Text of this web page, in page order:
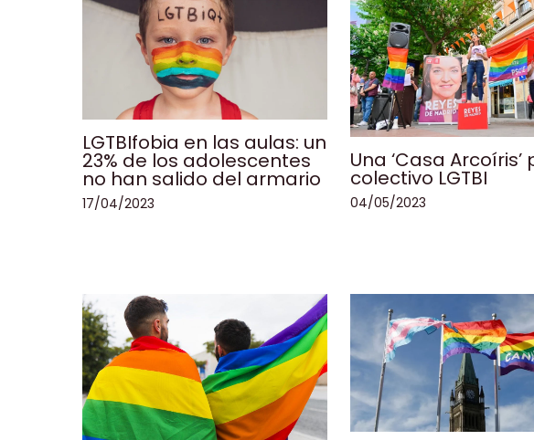
LGTBIfobia en las aulas: un
23% de los adolescentes
no han salido del armario
17/04/2023
Una ‘Casa Arcoíris’
colectivo LGTBI
04/05/2023